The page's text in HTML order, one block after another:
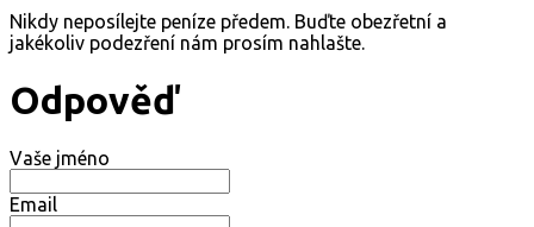
Nikdy neposílejte peníze předem. Buďte obezřetní a
jakékoliv podezření nám prosím nahlašte.
Odpověď
Vaše jméno
Email